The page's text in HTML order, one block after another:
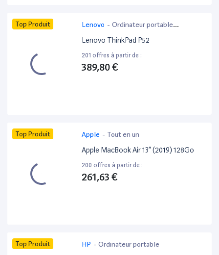
Top Produit Lenovo - Ordinateur portable
bureautique
Lenovo ThinkPad P52
201 offres à partir de :
389,80 €
Top Produit Apple - Tout en un
Apple MacBook Air 13” (2019) 128Go
200 offres à partir de :
261,63 €
Top Produit HP - Ordinateur portable